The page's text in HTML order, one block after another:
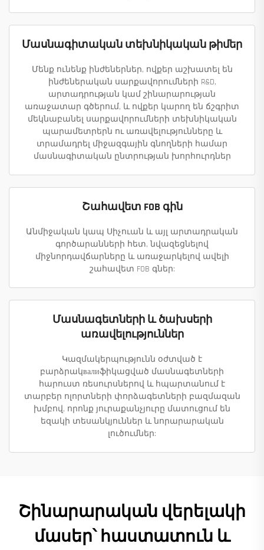
Մասնագիտական տեխնիկական թիմեր
Մենք ունենք ինժեներներ, ովքեր աշխատել են
ինժեներական սարքավորումների R&D,
արտադրության կամ շինարարության
առաջատար գծերում, և ովքեր կարող են ճշգրիտ
մեկնաբանել սարքավորումների տեխնիկական
պարամետրերն ու առավելությունները և
տրամադրել միջազգային գնողների համար
մասնագիտական ընտրության խորհուրդներ
Շահավետ FOB գին
Անմիջական կապ Սիչուան և այլ արտադրական
գործարանների հետ, նվազեցնելով
միջնորդավճարները և առաջարկելով ավելի
շահավետ FOB գներ:
Մասնագետների և ծախսերի
առավելություններ
Կազմակերպությունն օժտված է
բարձրակвалиֆիկացված մասնագետների
հարուստ ռեսուրսներով և հպարտանում է
տարբեր ոլորտների փորձագետների բազմազան
խմբով, որոնք յուրաքանչյուրը մատուցում են
եզակի տեսանկյուններ և նորարարական
լուծումներ:
Շինարարական վերելակի
մասեր՝ հաստատուն և